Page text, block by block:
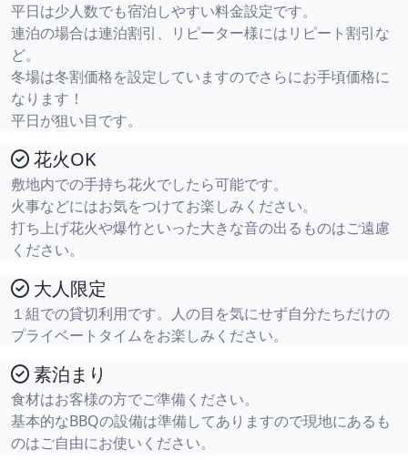
平日は少人数でも宿泊しやすい料金設定です。
連泊の場合は連泊割引、リピーター様にはリピート割引な
ど。
冬場は冬割価格を設定していますのでさらにお手頃価格に
なります！
平日が狙い目です。
花火OK
敷地内での手持ち花火でしたら可能です。
火事などにはお気をつけてお楽しみください。
打ち上げ花火や爆竹といった大きな音の出るものはご遠慮
ください。
大人限定
１組での貸切利用です。人の目を気にせず自分たちだけの
プライベートタイムをお楽しみください。
素泊まり
食材はお客様の方でご準備ください。
基本的なBBQの設備は準備してありますので現地にあるも
のはご自由にお使いください。